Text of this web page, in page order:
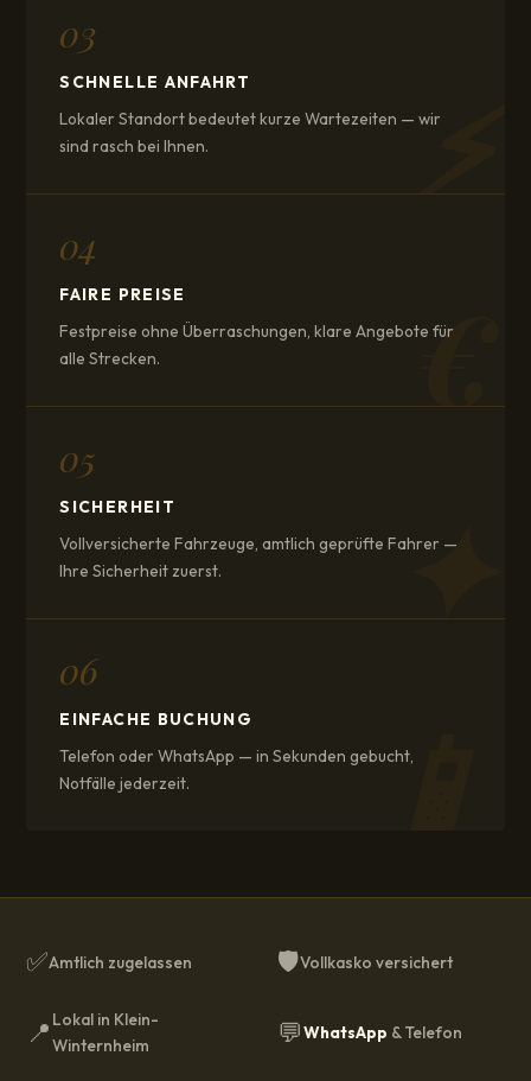
03
SCHNELLE ANFAHRT
Lokaler Standort bedeutet kurze Wartezeiten — wir
sind rasch bei Ihnen.
⚡
04
FAIRE PREISE
Festpreise ohne Überraschungen, klare Angebote für
alle Strecken.
€
05
SICHERHEIT
Vollversicherte Fahrzeuge, amtlich geprüfte Fahrer —
Ihre Sicherheit zuerst.
✦
06
EINFACHE BUCHUNG
Telefon oder WhatsApp — in Sekunden gebucht,
Notfälle jederzeit.
📱
✅Amtlich zugelassen 🛡️Vollkasko versichert
📍Lokal in Klein-
Winternheim
💬WhatsApp & Telefon